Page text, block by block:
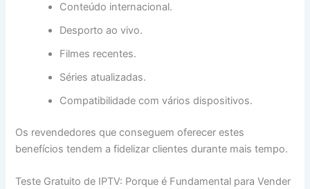
Conteúdo internacional.
Desporto ao vivo.
Filmes recentes.
Séries atualizadas.
Compatibilidade com vários dispositivos.
Os revendedores que conseguem oferecer estes
benefícios tendem a fidelizar clientes durante mais tempo.
Teste Gratuito de IPTV: Porque é Fundamental para Vender